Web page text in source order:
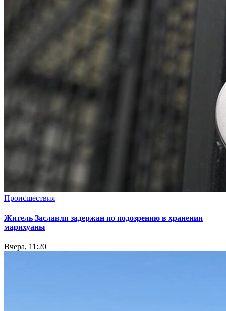
Происшествия
Житель Заславля задержан по подозрению в хранении
марихуаны
Вчера, 11:20